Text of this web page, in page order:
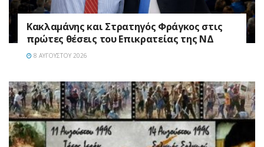
Κακλαμάνης και Στρατηγός Φράγκος στις
πρώτες θέσεις του Επικρατείας της ΝΔ
8 ΑΥΓΟΎΣΤΟΥ 2026